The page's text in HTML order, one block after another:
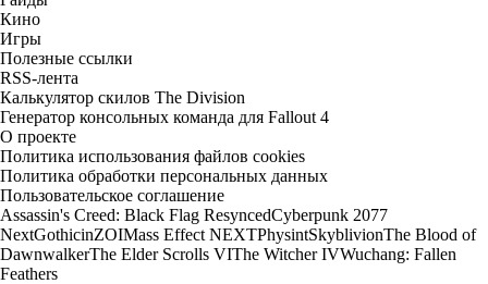
Кино
Игры
Полезные ссылки
RSS-лента
Калькулятор скилов The Division
Генератор консольных команда для Fallout 4
О проекте
Политика использования файлов cookies
Политика обработки персональных данных
Пользовательское соглашение
Assassin's Creed: Black Flag ResyncedCyberpunk 2077
NextGothicinZOIMass Effect NEXTPhysintSkyblivionThe Blood of
DawnwalkerThe Elder Scrolls VIThe Witcher IVWuchang: Fallen
Feathers